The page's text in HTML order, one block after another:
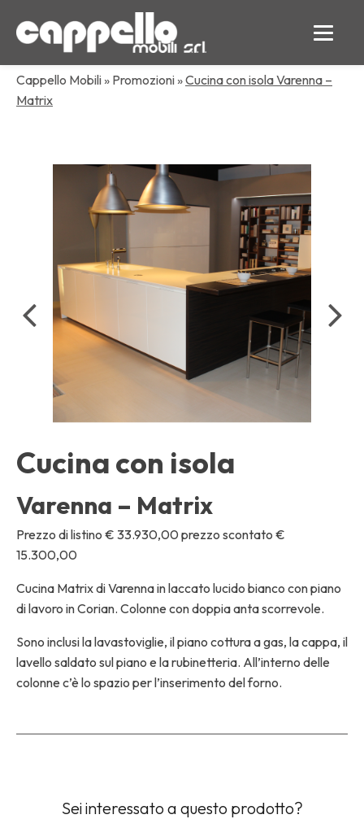
Cappello Mobili » Promozioni »Cucina con isola Varenna –
Matrix
Cucina con isola
Varenna – Matrix
Prezzo di listino € 33.930,00 prezzo scontato €
15.300,00
Cucina Matrix di Varenna in laccato lucido bianco con piano
di lavoro in Corian. Colonne con doppia anta scorrevole.
Sono inclusi la lavastoviglie, il piano cottura a gas, la cappa, il
lavello saldato sul piano e la rubinetteria. All’interno delle
colonne c’è lo spazio per l’inserimento del forno.
Sei interessato a questo prodotto?